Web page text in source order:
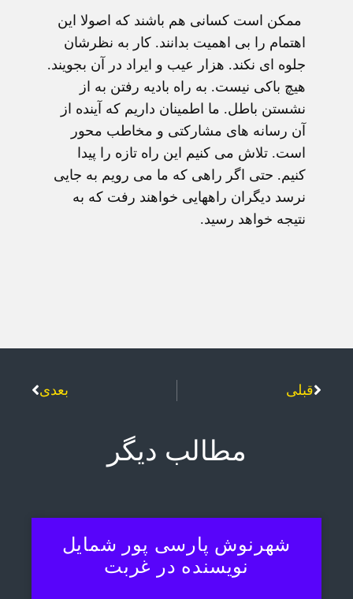
ممکن است کسانی هم باشند که اصولا این
اهتمام را بی اهمیت بدانند. کار به نظرشان
جلوه ای نکند. هزار عیب و ایراد در آن بجویند.
هیچ باکی نیست. به راه بادیه رفتن به از
نشستن باطل. ما اطمینان داریم که آینده از
آن رسانه های مشارکتی و مخاطب محور
است. تلاش می کنیم این راه تازه را پیدا
کنیم. حتی اگر راهی که ما می رویم به جایی
نرسد دیگران راههایی خواهند رفت که به
نتیجه خواهد رسید.
قبلی بعدی
مطالب دیگر
شهرنوش پارسی پور شمایل
نویسنده در غربت